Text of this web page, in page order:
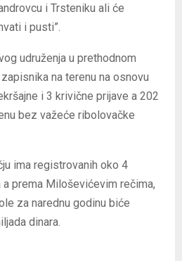
i Trsteniku ali će
i pusti”.
udruženja u prethodnom
na terenu na osnovu
i 3 krivične prijave a 202
bez važeće ribolovačke
ima registrovanih oko 4
prema Miloševićevim rečima,
za narednu godinu biće
dinara.